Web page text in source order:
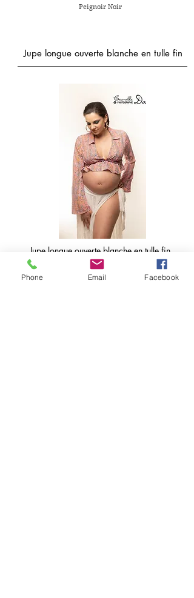
Peignoir Noir
Jupe longue ouverte blanche en tulle fin
Jupe longue ouverte blanche en tulle fin
Phone Email Facebook